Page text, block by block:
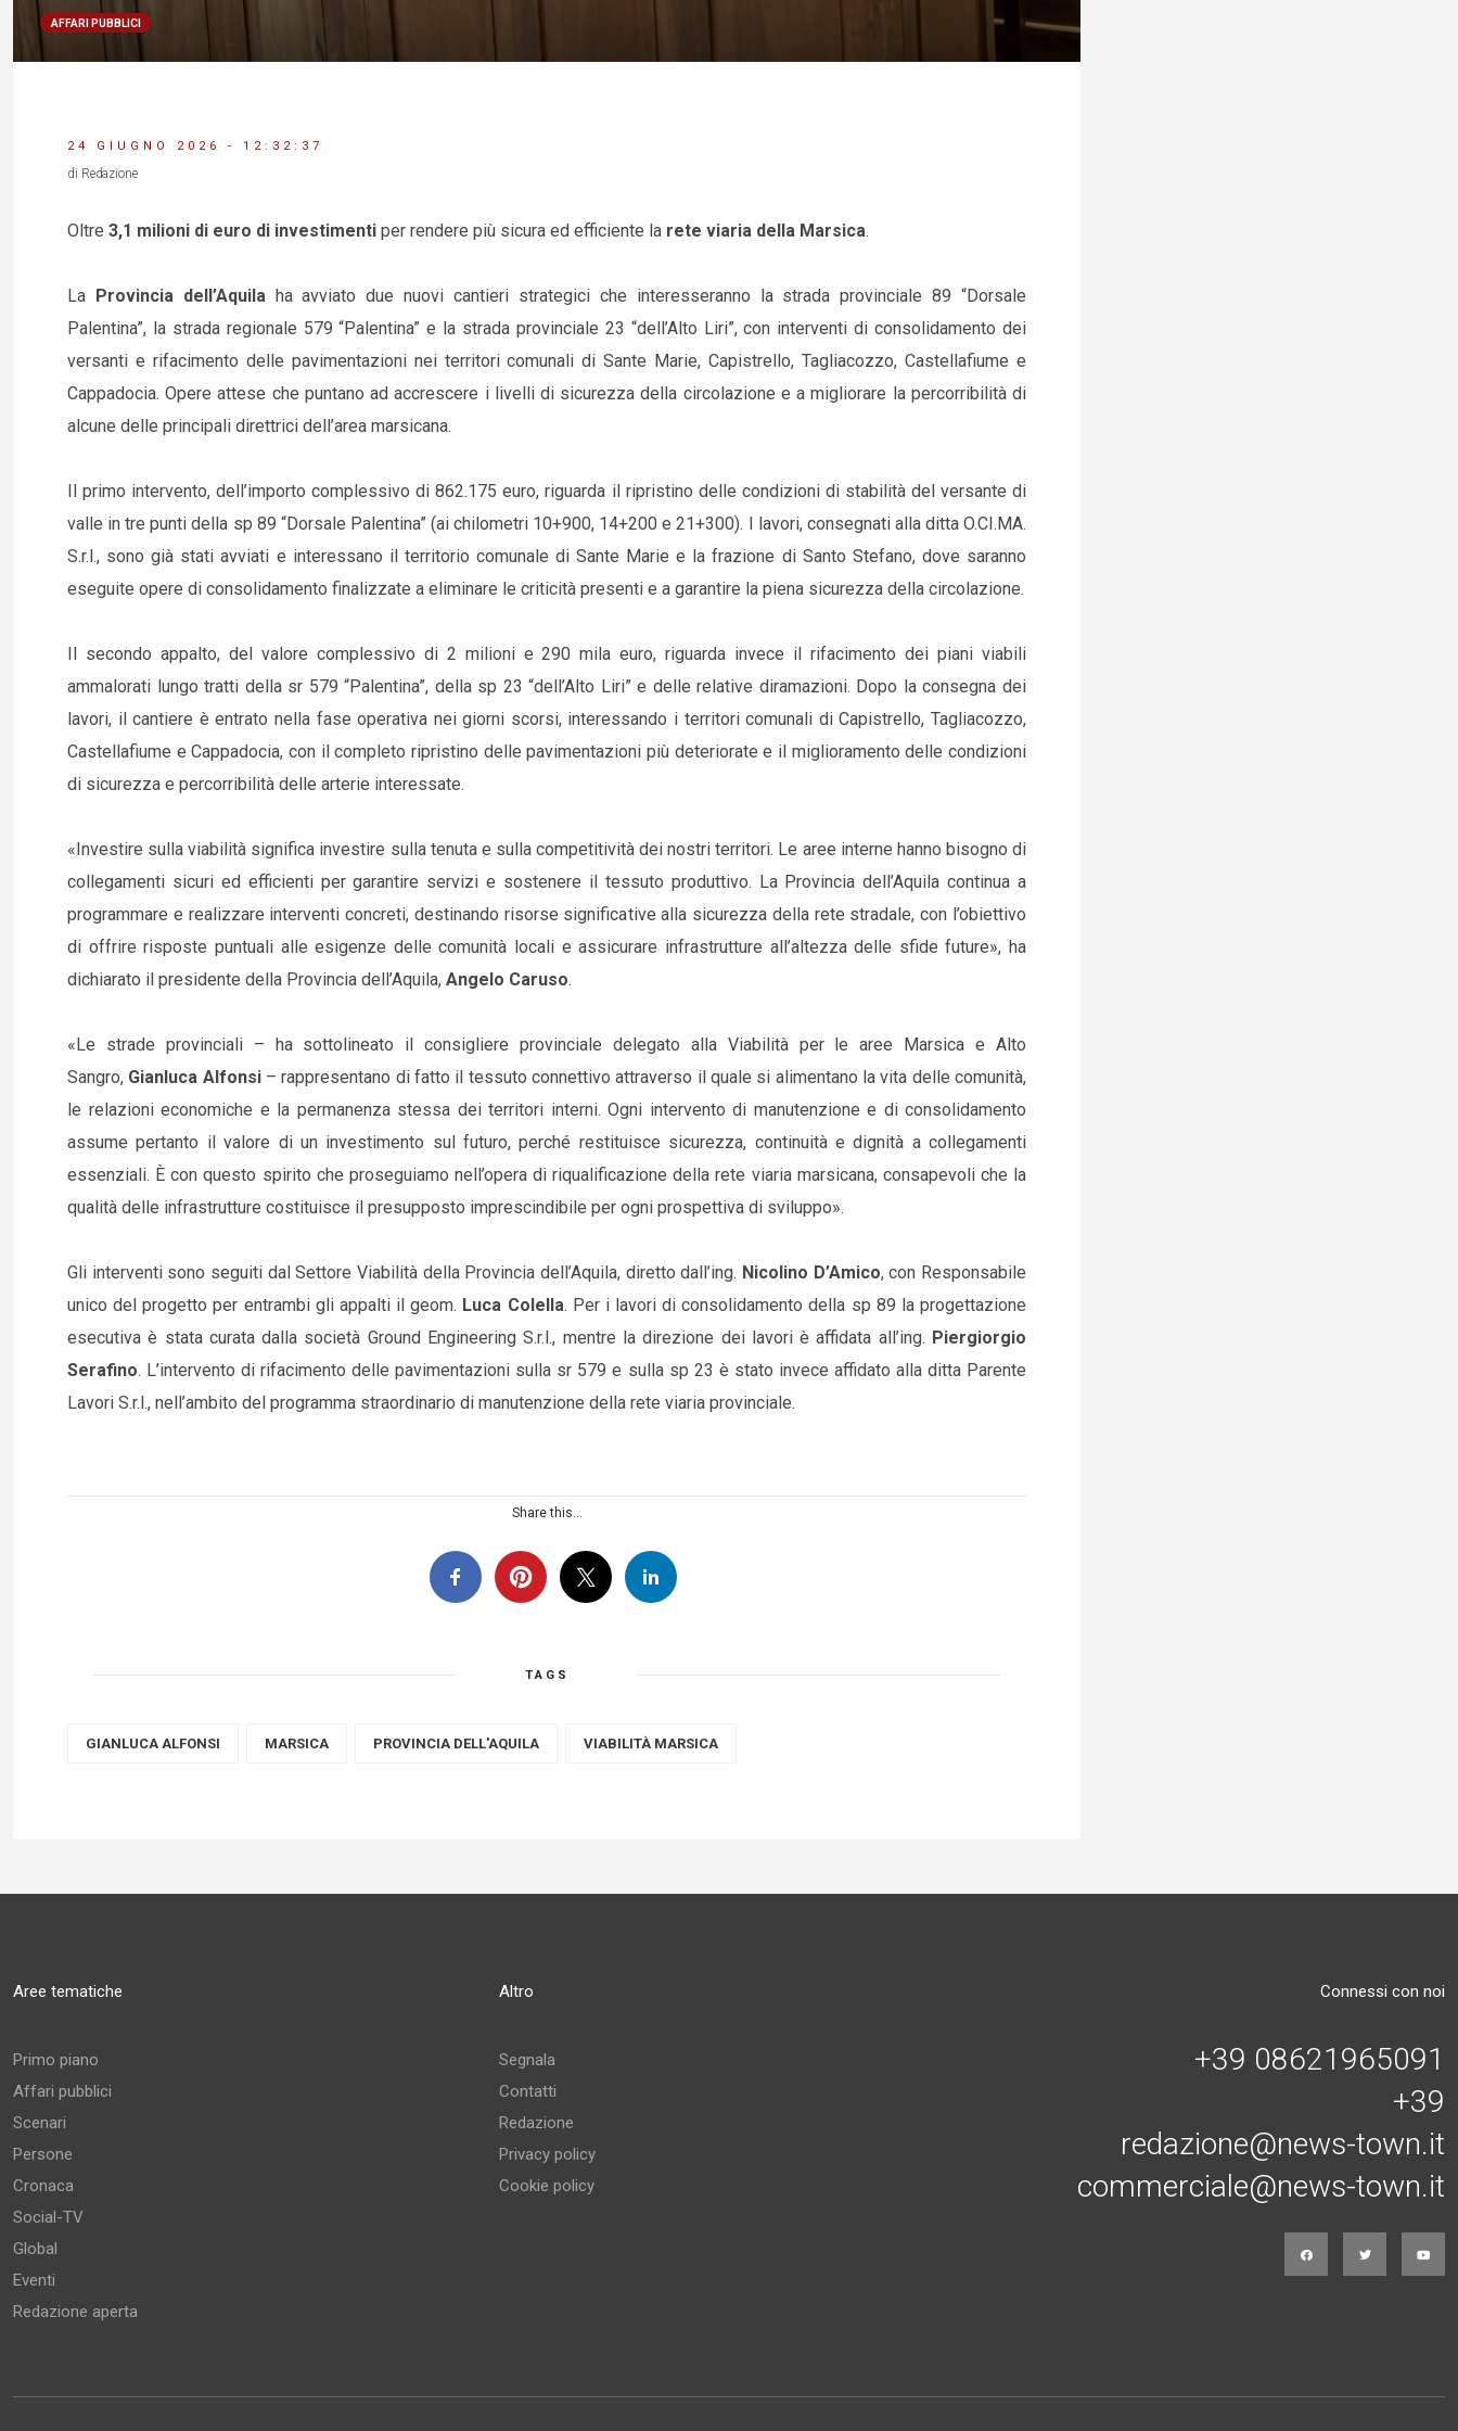
AFFARI PUBBLICI
24 GIUGNO 2026 - 12:32:37
di Redazione
Oltre 3,1 milioni di euro di investimenti per rendere più sicura ed efficiente la rete viaria della Marsica.
La Provincia dell’Aquilaha avviato due nuovi cantieri strategici che interesseranno la strada provinciale 89 “Dorsale
Palentina”, la strada regionale 579 “Palentina” e la strada provinciale 23 “dell’Alto Liri”, con interventi di consolidamento dei
versanti e rifacimento delle pavimentazioni nei territori comunali di Sante Marie, Capistrello, Tagliacozzo, Castellafiume e
Cappadocia. Opere attese che puntano ad accrescere i livelli di sicurezza della circolazione e a migliorare la percorribilità di
alcune delle principali direttrici dell’area marsicana.
Il primo intervento, dell’importo complessivo di 862.175 euro, riguarda il ripristino delle condizioni di stabilità del versante di
valle in tre punti della sp 89 “Dorsale Palentina” (ai chilometri 10+900, 14+200 e 21+300). I lavori, consegnati alla ditta O.CI.MA.
S.r.l., sono già stati avviati e interessano il territorio comunale di Sante Marie e la frazione di Santo Stefano, dove saranno
eseguite opere di consolidamento finalizzate a eliminare le criticità presenti e a garantire la piena sicurezza della circolazione.
Il secondo appalto, del valore complessivo di 2 milioni e 290 mila euro, riguarda invece il rifacimento dei piani viabili
ammalorati lungo tratti della sr 579 “Palentina”, della sp 23 “dell’Alto Liri” e delle relative diramazioni. Dopo la consegna dei
lavori, il cantiere è entrato nella fase operativa nei giorni scorsi, interessando i territori comunali di Capistrello, Tagliacozzo,
Castellafiume e Cappadocia, con il completo ripristino delle pavimentazioni più deteriorate e il miglioramento delle condizioni
di sicurezza e percorribilità delle arterie interessate.
«Investire sulla viabilità significa investire sulla tenuta e sulla competitività dei nostri territori. Le aree interne hanno bisogno di
collegamenti sicuri ed efficienti per garantire servizi e sostenere il tessuto produttivo. La Provincia dell’Aquila continua a
programmare e realizzare interventi concreti, destinando risorse significative alla sicurezza della rete stradale, con l’obiettivo
di offrire risposte puntuali alle esigenze delle comunità locali e assicurare infrastrutture all’altezza delle sfide future», ha
dichiarato il presidente della Provincia dell’Aquila, Angelo Caruso.
«Le strade provinciali – ha sottolineato il consigliere provinciale delegato alla Viabilità per le aree Marsica e Alto
Sangro, Gianluca Alfonsi – rappresentano di fatto il tessuto connettivo attraverso il quale si alimentano la vita delle comunità,
le relazioni economiche e la permanenza stessa dei territori interni. Ogni intervento di manutenzione e di consolidamento
assume pertanto il valore di un investimento sul futuro, perché restituisce sicurezza, continuità e dignità a collegamenti
essenziali. È con questo spirito che proseguiamo nell’opera di riqualificazione della rete viaria marsicana, consapevoli che la
qualità delle infrastrutture costituisce il presupposto imprescindibile per ogni prospettiva di sviluppo».
Gli interventi sono seguiti dal Settore Viabilità della Provincia dell’Aquila, diretto dall’ing. Nicolino D’Amico, con Responsabile
unico del progetto per entrambi gli appalti il geom. Luca Colella. Per i lavori di consolidamento della sp 89 la progettazione
esecutiva è stata curata dalla società Ground Engineering S.r.l., mentre la direzione dei lavori è affidata all’ing. Piergiorgio
Serafino. L’intervento di rifacimento delle pavimentazioni sulla sr 579 e sulla sp 23 è stato invece affidato alla ditta Parente
Lavori S.r.l., nell’ambito del programma straordinario di manutenzione della rete viaria provinciale.
Share this...
TAGS
GIANLUCA ALFONSI MARSICA PROVINCIA DELL'AQUILA VIABILITÀ MARSICA
Aree tematiche
Primo piano
Affari pubblici
Scenari
Persone
Cronaca
Social-TV
Global
Eventi
Redazione aperta
Altro
Segnala
Contatti
Redazione
Privacy policy
Cookie policy
Connessi con noi
+39 08621965091
+39
redazione@news-town.it
commerciale@news-town.it